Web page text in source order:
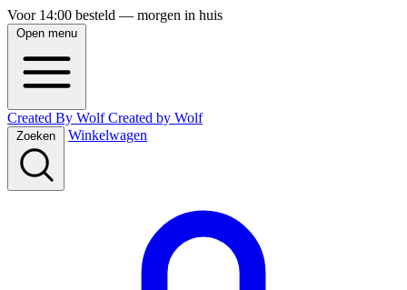
Voor 14:00 besteld — morgen in huis
Open menu
Created By Wolf Created by Wolf
Zoeken Winkelwagen